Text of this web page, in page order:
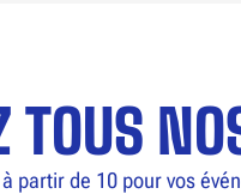
TOUS
partir de 10 pour vos